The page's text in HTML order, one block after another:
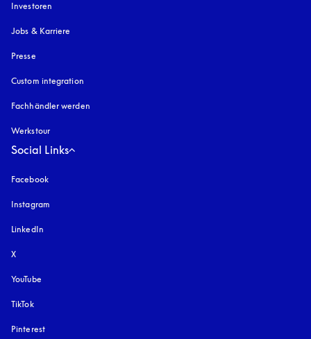
Investoren
Jobs & Karriere
Presse
Custom integration
Fachhändler werden
Werkstour
Social Links
Facebook
Instagram
LinkedIn
X
YouTube
TikTok
Pinterest